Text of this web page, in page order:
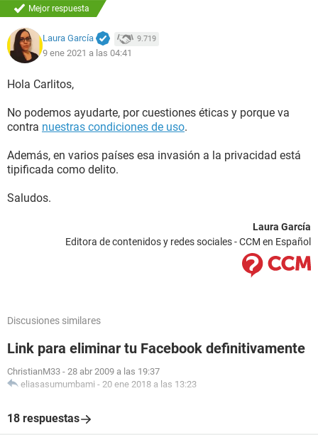
Mejor respuesta
Laura García 9.719
9 ene 2021 a las 04:41
Hola Carlitos,
No podemos ayudarte, por cuestiones éticas y porque va
contra nuestras condiciones de uso.
Además, en varios países esa invasión a la privacidad está
tipificada como delito.
Saludos.
Laura García
Editora de contenidos y redes sociales - CCM en Español
Discusiones similares
Link para eliminar tu Facebook definitivamente
ChristianM33 - 28 abr 2009 a las 19:37
eliasasumumbami - 20 ene 2018 a las 13:23
18 respuestas